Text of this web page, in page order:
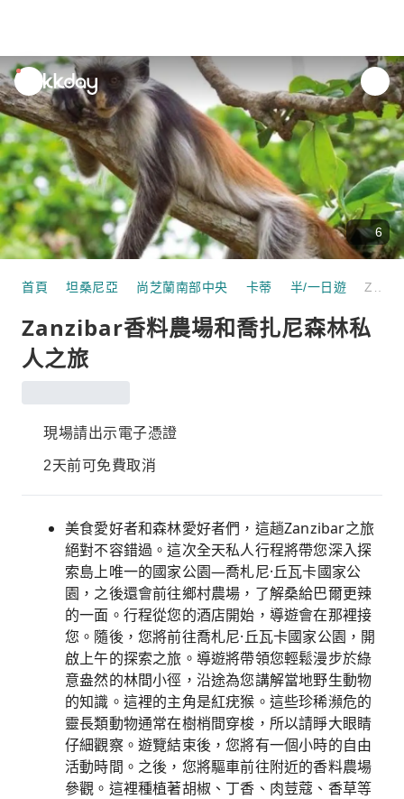
unread
notifications
6
首頁 坦桑尼亞 尚芝蘭南部中央 卡蒂 半/一日遊
Zanzibar香料農場和喬扎尼森林私
人之旅
現場請出示電子憑證
2天前可免費取消
美食愛好者和森林愛好者們，這趟Zanzibar之旅
絕對不容錯過。這次全天私人行程將帶您深入探
索島上唯一的國家公園—喬札尼·丘瓦卡國家公
園，之後還會前往鄉村農場，了解桑給巴爾更辣
的一面。行程從您的酒店開始，導遊會在那裡接
您。隨後，您將前往喬札尼·丘瓦卡國家公園，開
啟上午的探索之旅。導遊將帶領您輕鬆漫步於綠
意盎然的林間小徑，沿途為您講解當地野生動物
的知識。這裡的主角是紅疣猴。這些珍稀瀕危的
靈長類動物通常在樹梢間穿梭，所以請睜大眼睛
仔細觀察。遊覽結束後，您將有一個小時的自由
活動時間。之後，您將驅車前往附近的香料農場
參觀。這裡種植著胡椒、丁香、肉荳蔻、香草等